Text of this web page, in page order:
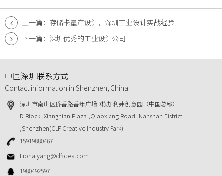
上一篇：存储卡量产设计，深圳工业设计实战经验
下一篇：深圳优秀的工业设计公司
中国深圳联系方式
Contact information in Shenzhen, China
深圳市南山区侨香路香年广场D栋加利弗创意园（中国总部）
D Block ,Xiangnian Plaza ,Qiaoxiang Road ,Nanshan District
,Shenzhen(CLF Creative Industry Park)
15919880467
Fiona.yang@clfidea.com
1980492597